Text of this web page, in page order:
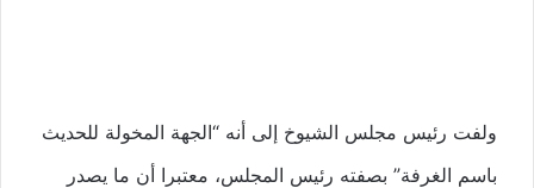
ولفت رئيس مجلس الشيوخ إلى أنه “الجهة المخولة للحديث
باسم الغرفة” بصفته رئيس المجلس، معتبرا أن ما يصدر